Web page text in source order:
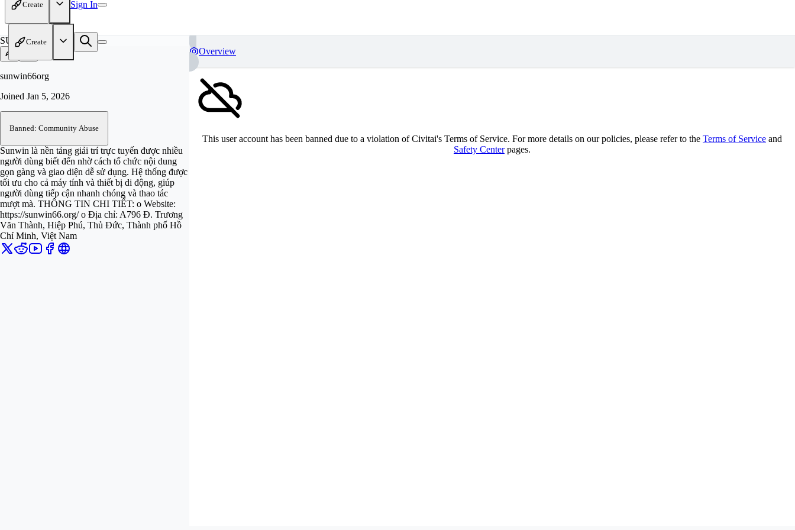
Create Sign In
Create
SU
sunwin66org
Joined Jan 5, 2026
Banned: Community Abuse
Sunwin là nền tảng giải trí trực tuyến được nhiều
người dùng biết đến nhờ cách tổ chức nội dung
gọn gàng và giao diện dễ sử dụng. Hệ thống được
tối ưu cho cả máy tính và thiết bị di động, giúp
người dùng tiếp cận nhanh chóng và thao tác
mượt mà. THÔNG TIN CHI TIẾT: o Website:
https://sunwin66.org/ o Địa chỉ: A796 Đ. Trương
Văn Thành, Hiệp Phú, Thủ Đức, Thành phố Hồ
Chí Minh, Việt Nam
Overview
This user account has been banned due to a violation of Civitai's Terms of Service. For more details on our policies, please refer to the Terms of Service and
Safety Center pages.